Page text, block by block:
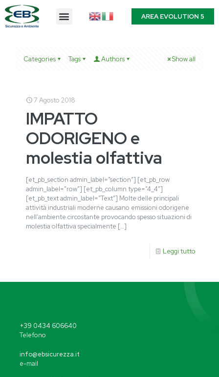
AREA EVOLUTION 5
Categories Tags Authors Show all
7 Agosto 2018
IMPATTO
ODORIGENO e
molestia olfattiva
[et_pb_section admin_label=”section”] [et_pb_row
admin_label=”row”] [et_pb_column type=”4_4″]
[et_pb_text admin_label=”Text”] Molte delle principali
attività industriali moderne causano emissioni odorigene
nell’ambiente circostante provocando spesso situazioni di
molestia olfattiva specialmente […]
Leggi tutto
+39 0434 606640
Telefono
info@ebsicurezza.it
e-mail